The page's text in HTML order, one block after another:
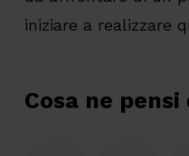
iniziare a realizzare
Cosa ne